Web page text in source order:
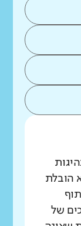
הובלת
של